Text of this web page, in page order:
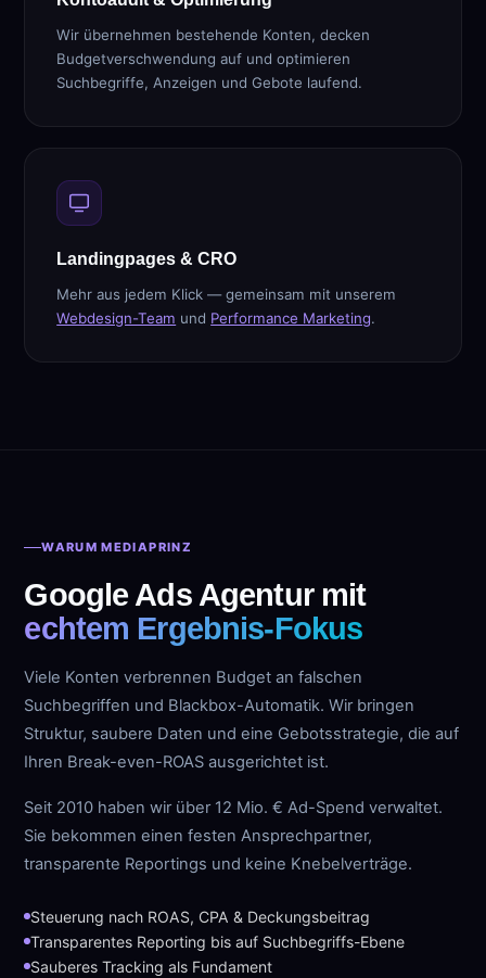
Wir übernehmen bestehende Konten, decken
Budgetverschwendung auf und optimieren
Suchbegriffe, Anzeigen und Gebote laufend.
Landingpages & CRO
Mehr aus jedem Klick — gemeinsam mit unserem
Webdesign-Team und Performance Marketing.
WARUM MEDIAPRINZ
Google Ads Agentur mit
echtem Ergebnis-Fokus
Viele Konten verbrennen Budget an falschen
Suchbegriffen und Blackbox-Automatik. Wir bringen
Struktur, saubere Daten und eine Gebotsstrategie, die auf
Ihren Break-even-ROAS ausgerichtet ist.
Seit 2010 haben wir über 12 Mio. € Ad-Spend verwaltet.
Sie bekommen einen festen Ansprechpartner,
transparente Reportings und keine Knebelverträge.
Steuerung nach ROAS, CPA & Deckungsbeitrag
Transparentes Reporting bis auf Suchbegriffs-Ebene
Sauberes Tracking als Fundament